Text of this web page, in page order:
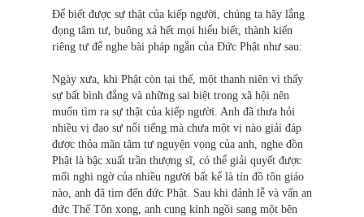
Để biết được sự thật của kiếp người, chúng ta hãy lắng
đọng tâm tư, buông xả hết mọi hiểu biết, thành kiến
riêng tư để nghe bài pháp ngắn của Đức Phật như sau:
Ngày xưa, khi Phật còn tại thế, một thanh niên vì thấy
sự bất bình đẳng và những sai biệt trong xã hội nên
muốn tìm ra sự thật của kiếp người. Anh đã thưa hỏi
nhiều vị đạo sư nổi tiếng mà chưa một vị nào giải đáp
được thỏa mãn tâm tư nguyện vọng của anh, nghe đồn
Phật là bậc xuất trần thượng sĩ, có thể giải quyết được
mối nghi ngờ của nhiều người bất kể là tín đồ tôn giáo
nào, anh đã tìm đến đức Phật. Sau khi đảnh lễ và vấn an
đức Thế Tôn xong, anh cung kính ngồi sang một bên